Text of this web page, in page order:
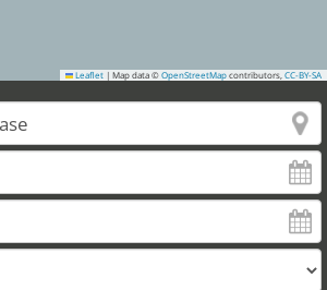
Leaflet | Map data © OpenStreetMap contributors, CC-BY-SA